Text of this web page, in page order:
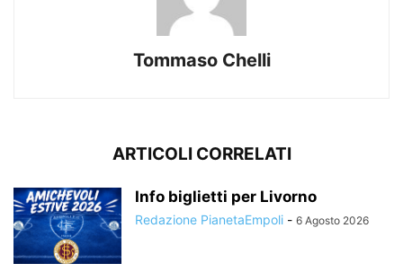
Tommaso Chelli
ARTICOLI CORRELATI
Info biglietti per Livorno
Redazione PianetaEmpoli - 6 Agosto 2026